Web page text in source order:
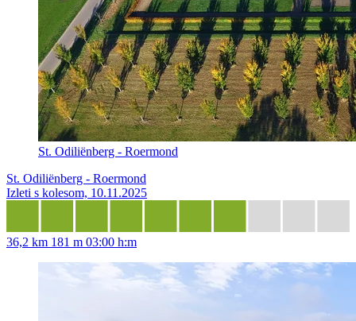
St. Odiliënberg - Roermond
St. Odiliënberg - Roermond
Izleti s kolesom, 10.11.2025
36,2 km 181 m 03:00 h:m